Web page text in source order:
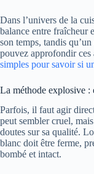
Dans l’univers de la
balance entre fraîcheur
son temps, tandis
pouvez approfondir ces
simples pour savoir si
La méthode explosive :
Parfois, il faut agir
peut sembler cruel,
doutes sur sa qualité.
blanc doit être ferme,
bombé et intact.